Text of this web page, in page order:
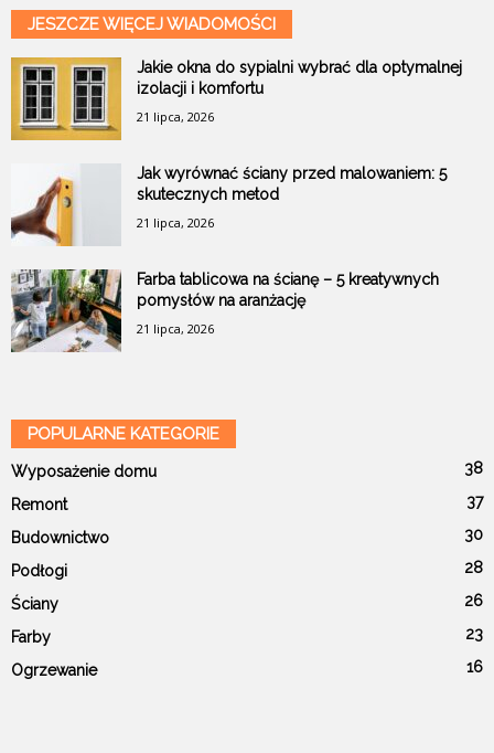
JESZCZE WIĘCEJ WIADOMOŚCI
Jakie okna do sypialni wybrać dla optymalnej
izolacji i komfortu
21 lipca, 2026
Jak wyrównać ściany przed malowaniem: 5
skutecznych metod
21 lipca, 2026
Farba tablicowa na ścianę – 5 kreatywnych
pomysłów na aranżację
21 lipca, 2026
POPULARNE KATEGORIE
Wyposażenie domu 38
Remont 37
Budownictwo 30
Podłogi 28
Ściany 26
Farby 23
Ogrzewanie 16